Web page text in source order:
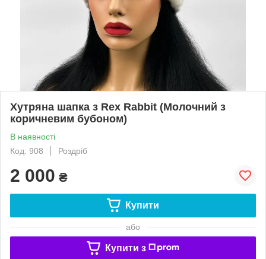
Хутряна шапка з Rex Rabbit (Молочний з
коричневим бубоном)
В наявності
Код: 908
Роздріб
2 000 ₴
Купити
або
Купити з